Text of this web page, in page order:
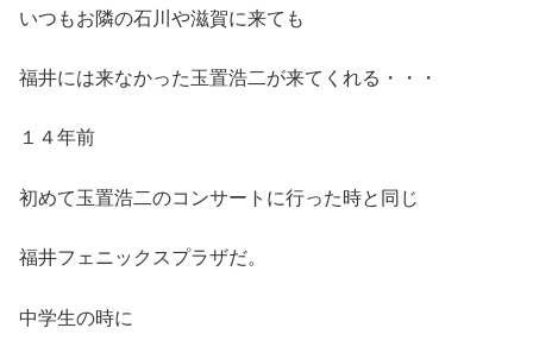
いつもお隣の石川や滋賀に来ても
福井には来なかった玉置浩二が来てくれる・・・
１４年前
初めて玉置浩二のコンサートに行った時と同じ
福井フェニックスプラザだ。
中学生の時に